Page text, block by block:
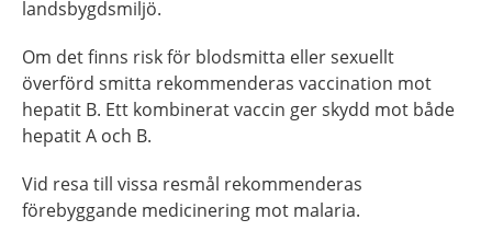
landsbygdsmiljö.
Om det finns risk för blodsmitta eller sexuellt
överförd smitta rekommenderas vaccination mot
hepatit B. Ett kombinerat vaccin ger skydd mot både
hepatit A och B.
Vid resa till vissa resmål rekommenderas
förebyggande medicinering mot malaria.